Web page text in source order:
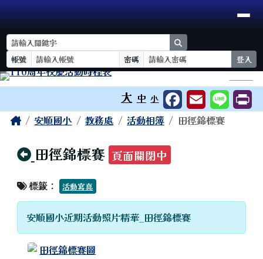
跳至主內容區
臺南市安順國小
導覽列
帳號
密碼 登入
⏸
大 中 小
主內容區域
Home安順國小 教務處 活動相簿 田徑錦標賽
回上頁
田徑錦標賽 頁面關閉中
標籤： 活動寫真
安順國小近期活動照片精華_田徑錦標賽
頁尾區域